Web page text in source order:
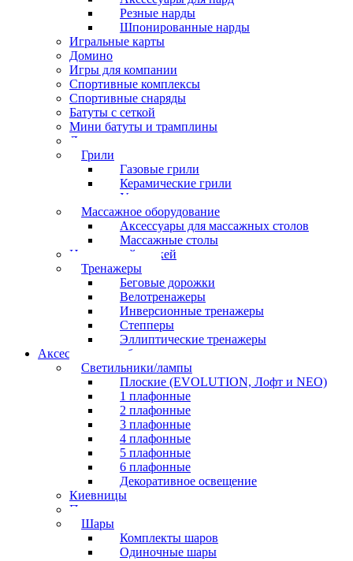
Резные нарды
Шпонированные нарды
Игральные карты
Домино
Игры для компании
Спортивные комплексы
Спортивные снаряды
Батуты с сеткой
Мини батуты и трамплины
Дартс
Грили
Газовые грили
Керамические грили
Угольные грили
Массажное оборудование
Аксессуары для массажных столов
Массажные столы
Настольный хоккей
Тренажеры
Беговые дорожки
Велотренажеры
Инверсионные тренажеры
Степперы
Эллиптические тренажеры
Аксессуары для бильярда
Светильники/лампы
Плоские (EVOLUTION, Лофт и NEO)
1 плафонные
2 плафонные
3 плафонные
4 плафонные
5 плафонные
6 плафонные
Декоративное освещение
Киевницы
Полочки
Шары
Комплекты шаров
Одиночные шары